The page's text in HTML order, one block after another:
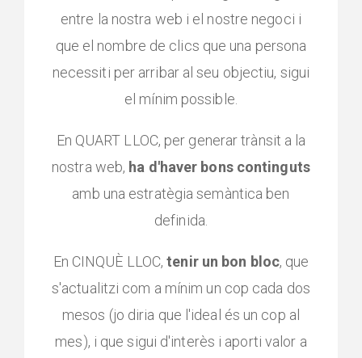
entre la nostra web i el nostre negoci i
que el nombre de clics que una persona
necessiti per arribar al seu objectiu, sigui
el mínim possible.
En QUART LLOC, per generar trànsit a la
nostra web, ha d'haver bons continguts
amb una estratègia semàntica ben
definida.
En CINQUÈ LLOC,tenir un bon bloc, que
s'actualitzi com a mínim un cop cada dos
mesos (jo diria que l'ideal és un cop al
mes), i que sigui d'interès i aporti valor a